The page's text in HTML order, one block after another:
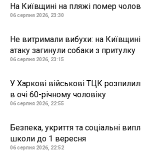
На Київщині на пляжі помер
06 серпня 2026, 23:30
Не витримали вибухи: на Київщині
атаку загинули собаки з притулку
06 серпня 2026, 23:15
У Харкові військові ТЦК
в очі 60-річному чоловіку
06 серпня 2026, 22:55
Безпека, укриття та соціальні
школи до 1 вересня
06 серпня 2026, 22:52